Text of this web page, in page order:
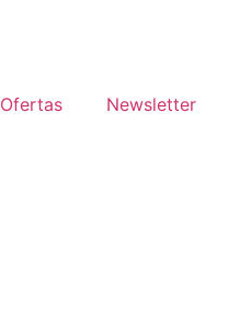
Ofertas Newsletter